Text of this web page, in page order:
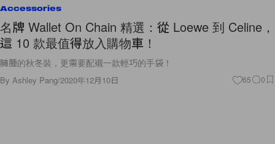
Accessories
名牌 Wallet On Chain 精選：從 Loewe 到 Celine，
這 10 款最值得放入購物車！
臃腫的秋冬裝，更需要配襯一款輕巧的手袋！
By Ashley Pang/2020年12月10日 65 0